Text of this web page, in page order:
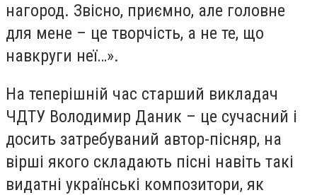
нагород. Звісно, приємно, але головне
для мене – це творчість, а не те, що
навкруги неї…».
На теперішній час старший викладач
ЧДТУ Володимир Даник – це сучасний і
досить затребуваний автор-пісняр, на
вірші якого складають пісні навіть такі
видатні українські композитори, як